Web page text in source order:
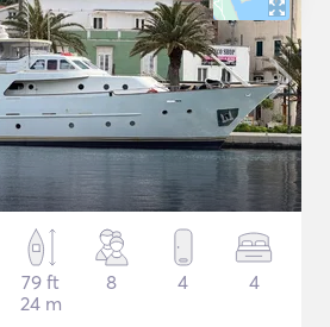
79 ft
24 m
8 4 4